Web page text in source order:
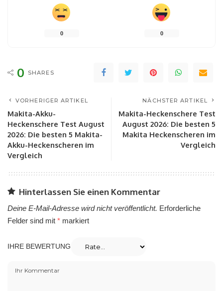
0 0
0 SHARES
VORHERIGER ARTIKEL
Makita-Akku-
Heckenschere Test August
2026: Die besten 5 Makita-
Akku-Heckenscheren im
Vergleich
NÄCHSTER ARTIKEL
Makita-Heckenschere Test
August 2026: Die besten 5
Makita Heckenscheren im
Vergleich
Hinterlassen Sie einen Kommentar
Deine E-Mail-Adresse wird nicht veröffentlicht. Erforderliche
Felder sind mit * markiert
IHRE BEWERTUNG